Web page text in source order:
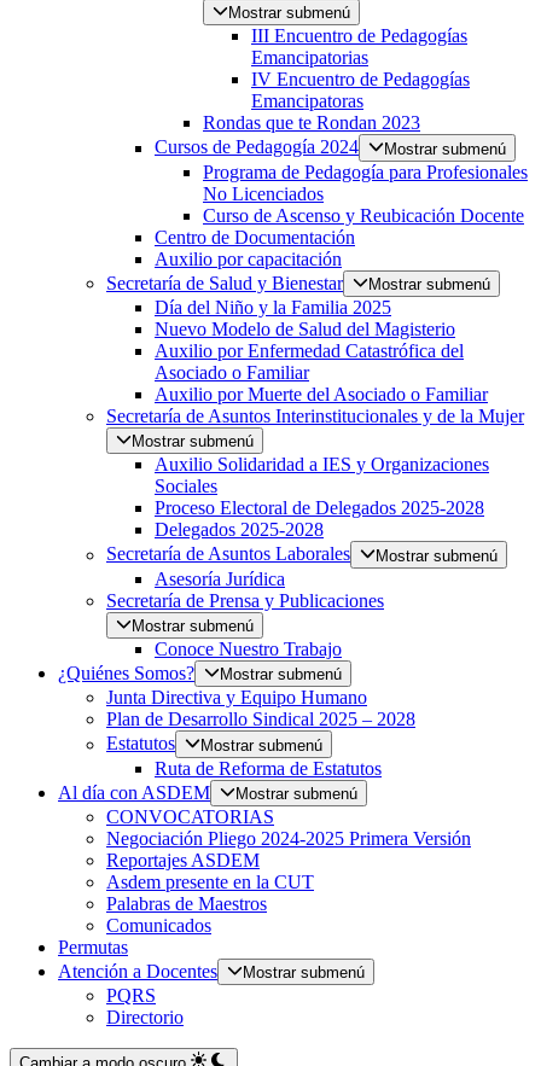
Mostrar submenú
III Encuentro de Pedagogías
Emancipatorias
IV Encuentro de Pedagogías
Emancipatoras
Rondas que te Rondan 2023
Cursos de Pedagogía 2024
Mostrar submenú
Programa de Pedagogía para Profesionales
No Licenciados
Curso de Ascenso y Reubicación Docente
Centro de Documentación
Auxilio por capacitación
Secretaría de Salud y Bienestar
Mostrar submenú
Día del Niño y la Familia 2025
Nuevo Modelo de Salud del Magisterio
Auxilio por Enfermedad Catastrófica del
Asociado o Familiar
Auxilio por Muerte del Asociado o Familiar
Secretaría de Asuntos Interinstitucionales y de la Mujer
Mostrar submenú
Auxilio Solidaridad a IES y Organizaciones
Sociales
Proceso Electoral de Delegados 2025-2028
Delegados 2025-2028
Secretaría de Asuntos Laborales
Mostrar submenú
Asesoría Jurídica
Secretaría de Prensa y Publicaciones
Mostrar submenú
Conoce Nuestro Trabajo
¿Quiénes Somos?
Mostrar submenú
Junta Directiva y Equipo Humano
Plan de Desarrollo Sindical 2025 – 2028
Estatutos
Mostrar submenú
Ruta de Reforma de Estatutos
Al día con ASDEM
Mostrar submenú
CONVOCATORIAS
Negociación Pliego 2024-2025 Primera Versión
Reportajes ASDEM
Asdem presente en la CUT
Palabras de Maestros
Comunicados
Permutas
Atención a Docentes
Mostrar submenú
PQRS
Directorio